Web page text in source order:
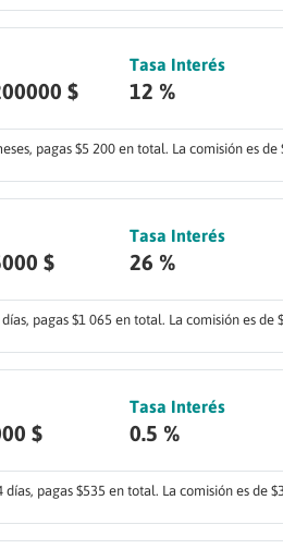
$
Tasa Interés
12 %
pagas $5 200 en total. La comisión es de
$
Tasa Interés
26 %
pagas $1 065 en total. La comisión es de
$
Tasa Interés
0.5 %
días, pagas $535 en total. La comisión es de